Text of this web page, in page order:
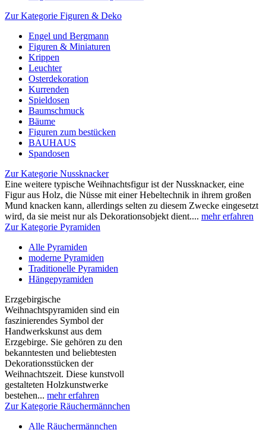
Zur Kategorie Figuren & Deko
Engel und Bergmann
Figuren & Miniaturen
Krippen
Leuchter
Osterdekoration
Kurrenden
Spieldosen
Baumschmuck
Bäume
Figuren zum bestücken
BAUHAUS
Spandosen
Zur Kategorie Nussknacker
Eine weitere typische Weihnachtsfigur ist der Nussknacker, eine
Figur aus Holz, die Nüsse mit einer Hebeltechnik in ihrem großen
Mund knacken kann, allerdings selten zu diesem Zwecke eingesetzt
wird, da sie meist nur als Dekorationsobjekt dient.... mehr erfahren
Zur Kategorie Pyramiden
Alle Pyramiden
moderne Pyramiden
Traditionelle Pyramiden
Hängepyramiden
Erzgebirgische
Weihnachtspyramiden sind ein
faszinierendes Symbol der
Handwerkskunst aus dem
Erzgebirge. Sie gehören zu den
bekanntesten und beliebtesten
Dekorationsstücken der
Weihnachtszeit. Diese kunstvoll
gestalteten Holzkunstwerke
bestehen... mehr erfahren
Zur Kategorie Räuchermännchen
Alle Räuchermännchen